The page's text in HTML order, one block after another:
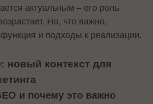
актуальным – его роль
Но, что важно,
и подходы к реализации.
новый контекст для
и почему это важно